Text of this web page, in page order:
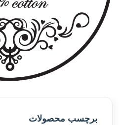
برچسب محصولات